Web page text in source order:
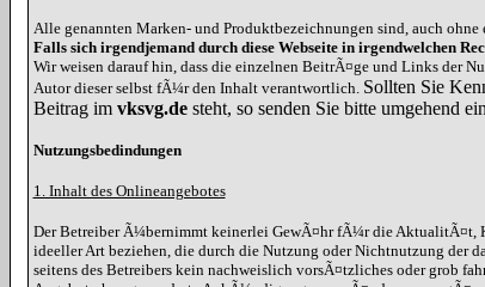
Alle genannten Marken- und Produktbezeichnungen sind, auch
Falls sich irgendjemand durch diese Webseite in irgendwelchen
Wir weisen darauf hin, dass die einzelnen BeitrÃ¤ge und Links der
Autor dieser selbst fÃ¼r den Inhalt verantwortlich. Sollten Sie
Beitrag im vksvg.desteht, so senden Sie bitte umgehend
Nutzungsbedindungen
1. Inhalt des Onlineangebotes
Der Betreiber Ã¼bernimmt keinerlei GewÃ¤hr fÃ¼r die AktualitÃ¤t,
ideeller Art beziehen, die durch die Nutzung oder Nichtnutzung der
seitens des Betreibers kein nachweislich vorsÃ¤tzliches oder grob